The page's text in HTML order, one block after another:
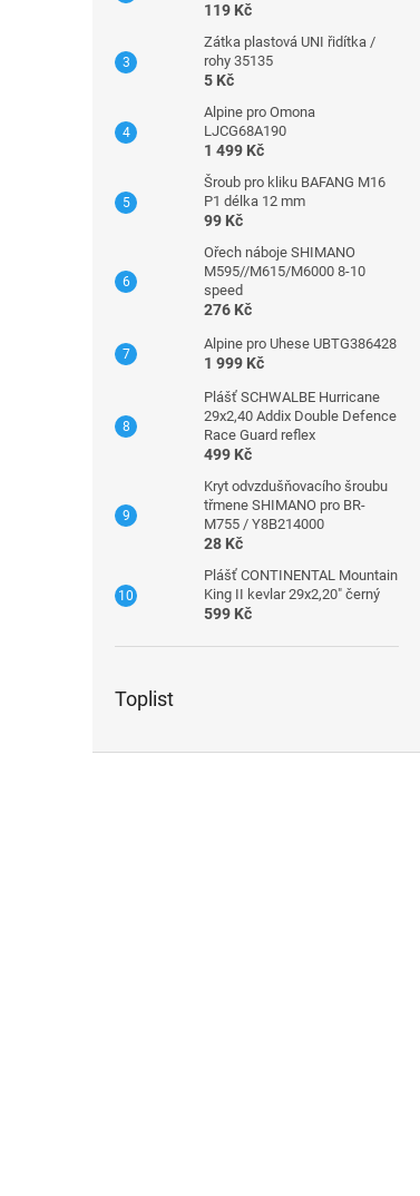
119 Kč
Zátka plastová UNI řidítka /
rohy 35135
5 Kč
Alpine pro Omona
LJCG68A190
1 499 Kč
Šroub pro kliku BAFANG M16
P1 délka 12 mm
99 Kč
Ořech náboje SHIMANO
M595//M615/M6000 8-10
speed
276 Kč
Alpine pro Uhese UBTG386428
1 999 Kč
Plášť SCHWALBE Hurricane
29x2,40 Addix Double Defence
Race Guard reflex
499 Kč
Kryt odvzdušňovacího šroubu
třmene SHIMANO pro BR-
M755 / Y8B214000
28 Kč
Plášť CONTINENTAL Mountain
King II kevlar 29x2,20" černý
599 Kč
Toplist